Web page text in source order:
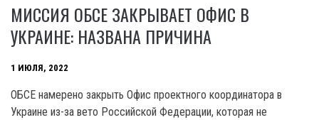
МИССИЯ ОБСЕ ЗАКРЫВАЕТ ОФИС В
УКРАИНЕ: НАЗВАНА ПРИЧИНА
1 ИЮЛЯ, 2022
ОБСЕ намерено закрыть Офис проектного координатора в
Украине из-за вето Российской Федерации, которая не